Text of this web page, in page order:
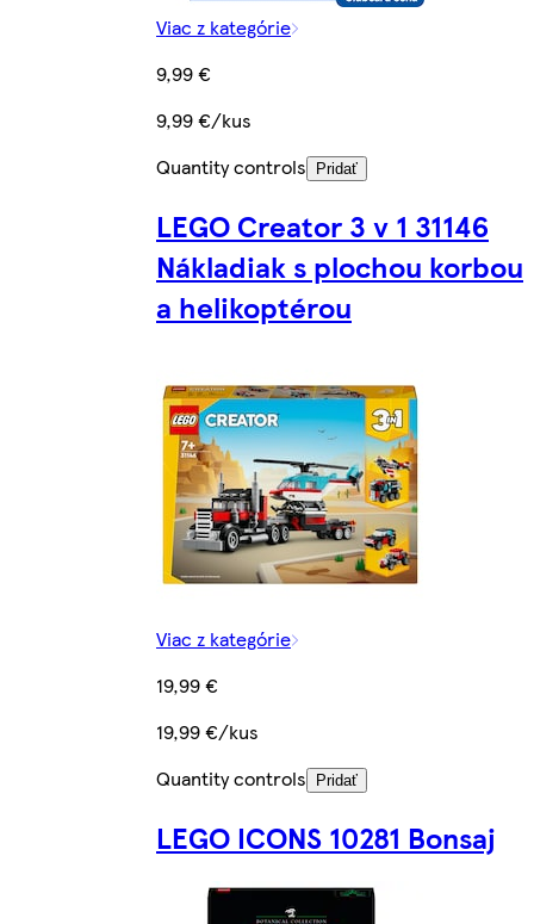
Viac z kategórie
9,99 €
9,99 €/kus
Quantity controls
Pridať
LEGO Creator 3 v 1 31146
Nákladiak s plochou korbou
a helikoptérou
Viac z kategórie
19,99 €
19,99 €/kus
Quantity controls
Pridať
LEGO ICONS 10281 Bonsaj